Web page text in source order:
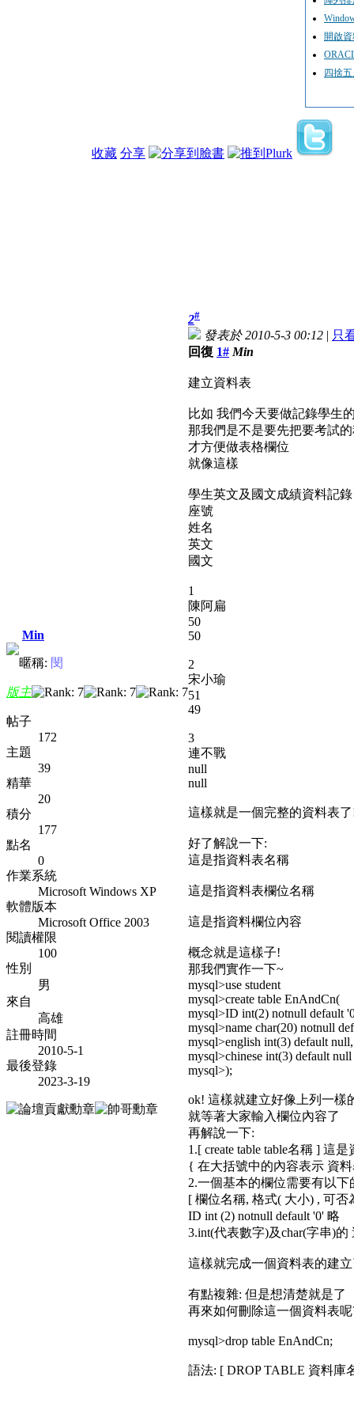
開啟
四捨
收藏 分享
Min
暱稱: 閔
版主
帖子
172
主題
39
精華
20
積分
177
點名
0
作業系統
Microsoft Windows XP
軟體版本
Microsoft Office 2003
閱讀權限
100
性別
男
來自
高雄
註冊時間
2010-5-1
最後登錄
2023-3-19
2#
發表於 2010-5-3 00:12 | 只
回復 1# Min
建立資料表
比如 我們今天要做記錄學生
那我們是不是要先把要考試
才方便做表格欄位
就像這樣
學生英文及國文成績資料記錄
座號
姓名
英文
國文
1
陳阿扁
50
50
2
宋小瑜
51
49
3
連不戰
null
null
這樣就是一個完整的資料表
好了解說一下:
這是指資料表名稱
這是指資料表欄位名稱
這是指資料欄位內容
概念就是這樣子!
那我們實作一下~
mysql>use student
mysql>create table EnAndCn(
mysql>ID int(2) notnull default
mysql>name char(20) notnull
mysql>english int(3) default null,
mysql>chinese int(3) default null
mysql>);
ok! 這樣就建立好像上列一樣
就等著大家輸入欄位內容了
再解說一下:
1.[ create table table名稱 ] 這
{ 在大括號中的內容表示 資
2.一個基本的欄位需要有以下
[ 欄位名稱, 格式( 大小) , 可
ID int (2) notnull default '0' 略
3.int(代表數字)及char(字串)
這樣就完成一個資料表的建立
有點複雜: 但是想清楚就是了
再來如何刪除這一個資料表呢
mysql>drop table EnAndCn;
語法: [ DROP TABLE 資料庫